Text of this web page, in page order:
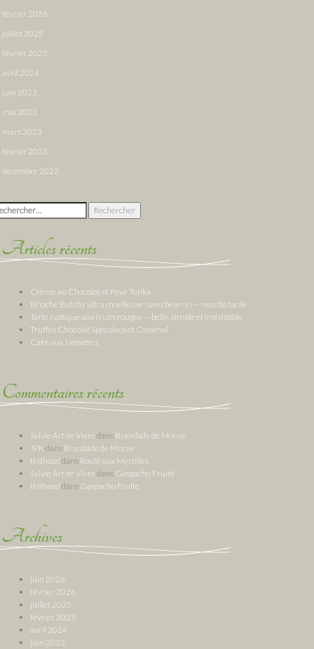
février 2026
juillet 2025
février 2025
avril 2024
juin 2023
mai 2023
mars 2023
février 2023
décembre 2022
:
Articles récents
Crème au Chocolat et Fève Tonka
Brioche Butchy ultra moelleuse (sans beurre) — recette facile
Tarte rustique aux fruits rouges — belle, simple et irrésistible
Truffes Chocolat Spéculoos et Caramel
Cake aux Noisettes
Commentaires récents
Sylvie Art de Vivre dans Brandade de Morue
JPK dans Brandade de Morue
thithoad dans Roulé aux Myrtilles
Sylvie Art de Vivre dans Gaspacho Fruité
thithoad dans Gaspacho Fruité
Archives
juin 2026
février 2026
juillet 2025
février 2025
avril 2024
juin 2023